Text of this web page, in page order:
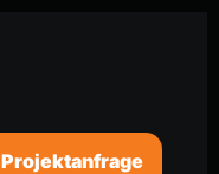
Projektanfrage